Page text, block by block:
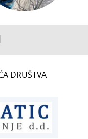
DRUŠTVA